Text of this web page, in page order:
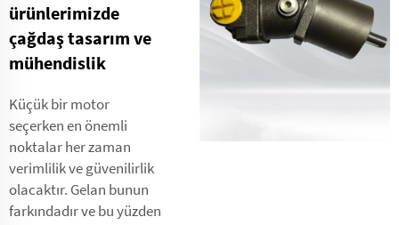
ürünlerimizde
çağdaş tasarım ve
mühendislik
Küçük bir motor
seçerken en önemli
noktalar her zaman
verimlilik ve güvenilirlik
olacaktır. Gelan bunun
farkındadır ve bu yüzden